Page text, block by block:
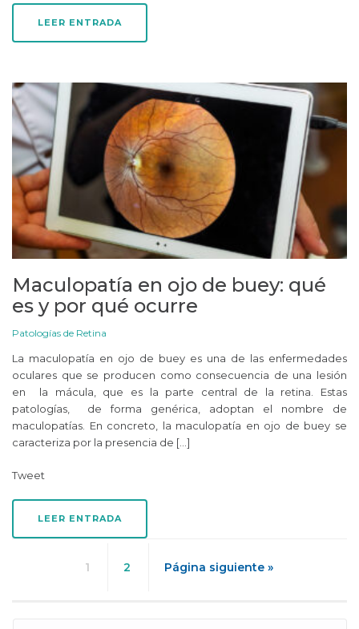
LEER ENTRADA
Maculopatía en ojo de buey: qué
es y por qué ocurre
Patologías de Retina
La maculopatía en ojo de buey es una de las enfermedades
oculares que se producen como consecuencia de una lesión
en la mácula, que es la parte central de la retina. Estas
patologías, de forma genérica, adoptan el nombre de
maculopatías. En concreto, la maculopatía en ojo de buey se
caracteriza por la presencia de […]
Tweet
LEER ENTRADA
1 2 Página siguiente »